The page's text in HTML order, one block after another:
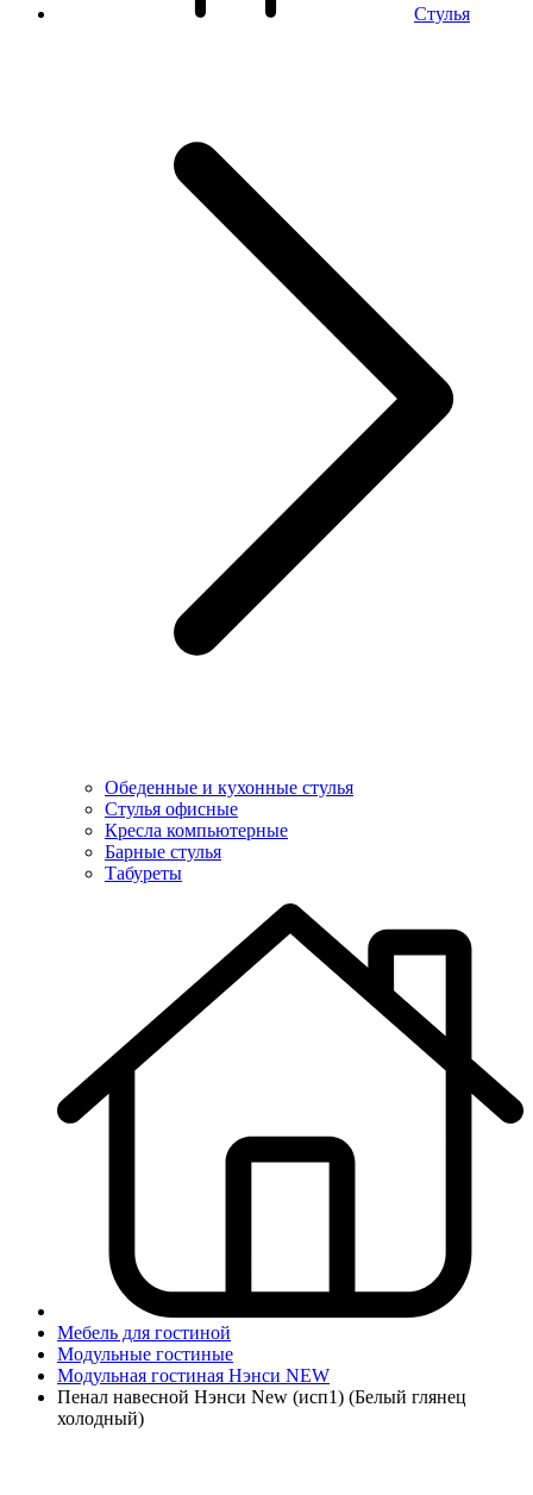
Стулья
Обеденные и кухонные стулья
Стулья офисные
Кресла компьютерные
Барные стулья
Табуреты
Мебель для гостиной
Модульные гостиные
Модульная гостиная Нэнси NEW
Пенал навесной Нэнси New (исп1) (Белый глянец
холодный)